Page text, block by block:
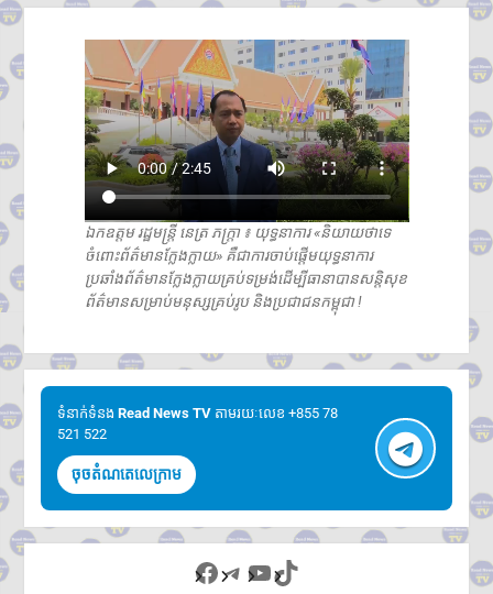
ឯកឧត្តម រដ្ឋមន្ត្រី នេត្រ ភក្រ្តា ៖ យុទ្ធនាការ «និយាយថាទេ
ចំពោះព័ត៌មានក្លែងក្លាយ» គឺជាការចាប់ផ្តើមយុទ្ធនាការ
ប្រឆាំងព័ត៌មានក្លែងក្លាយគ្រប់ទម្រង់ដើម្បីធានាបានសន្តិសុខ
ព័ត៌មានសម្រាប់មនុស្សគ្រប់រូប និងប្រជាជនកម្ពុជា !
ទំនាក់ទំនង​​ Read News TV តាមរយៈលេខ +855 78
521 522
ចុចតំណតេលេក្រាម
Facebook
Telegram
YouTube
TikTok